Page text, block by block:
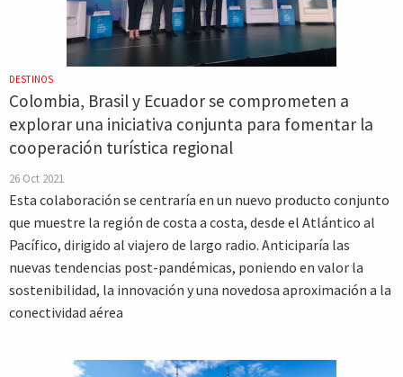
DESTINOS
Colombia, Brasil y Ecuador se comprometen a
explorar una iniciativa conjunta para fomentar la
cooperación turística regional
26 Oct 2021
Esta colaboración se centraría en un nuevo producto conjunto
que muestre la región de costa a costa, desde el Atlántico al
Pacífico, dirigido al viajero de largo radio. Anticiparía las
nuevas tendencias post-pandémicas, poniendo en valor la
sostenibilidad, la innovación y una novedosa aproximación a la
conectividad aérea